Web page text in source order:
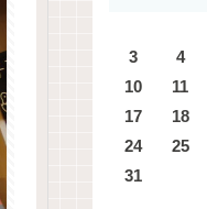
3
4
10
11
17
18
24
25
31